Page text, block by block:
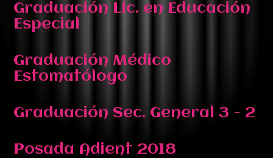
Graduación Lic. en Educación
Especial
Graduación Médico
Estomatólogo
Graduación Sec. General 3 - 2
Posada Adient 2018